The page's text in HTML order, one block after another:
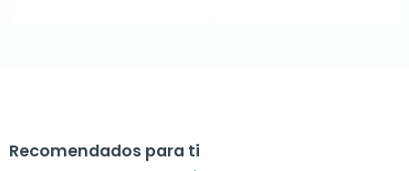
Recomendados para ti